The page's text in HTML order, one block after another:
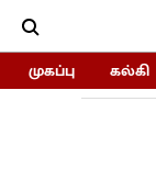
முகப்பு கல்கி